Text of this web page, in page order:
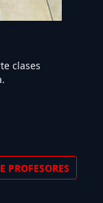
clases
PROFESORES